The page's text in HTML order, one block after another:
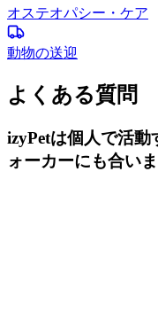
オステオパシー・ケア
動物の送迎
よくある質問
izyPetは個人で活
ォーカーにも合い